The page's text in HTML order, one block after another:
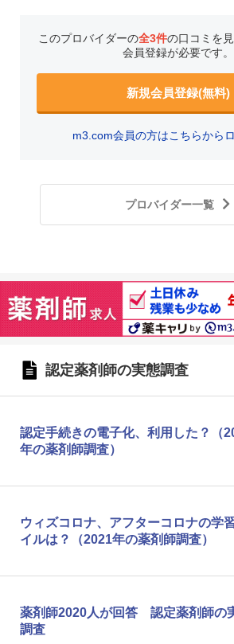
このプロバイダーの全3件の口コミを
会員登録が必要です。
新規会員登録(無料)
m3.com会員の方はこちらから
プロバイダー一覧
認定薬剤師の実態調査
認定手続きの電子化、利用した？（
年の薬剤師調査）
ウィズコロナ、アフターコロナの学
イルは？（2021年の薬剤師調査）
薬剤師2020人が回答 認定薬剤師の
調査